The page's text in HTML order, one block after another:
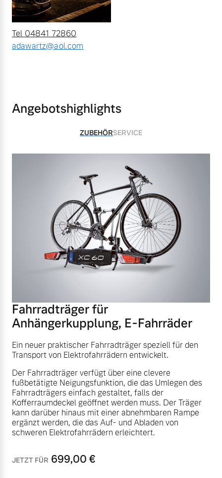
Tel 04841 72860
adawartz@aol.com
Angebotshighlights
ZUBEHÖRSERVICE
Fahrradträger für
Anhängerkupplung, E-Fahrräder
Ein neuer praktischer Fahrradträger speziell für den
Transport von Elektrofahrrädern entwickelt.
Der Fahrradträger verfügt über eine clevere
fußbetätigte Neigungsfunktion, die das Umlegen des
Fahrradträgers einfach gestaltet, falls der
Kofferraumdeckel geöffnet werden muss. Der Träger
kann darüber hinaus mit einer abnehmbaren Rampe
ergänzt werden, die das Auf- und Abladen von
schweren Elektrofahrrädern erleichtert.
JETZT FÜR 699,00 €